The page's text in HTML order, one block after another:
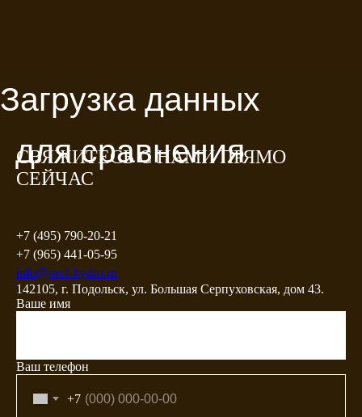
Загрузка данных
для сравнения
СВЯЖИТЕСЬ С НАМИ ПРЯМО
СЕЙЧАС
+7 (495) 790-20-21
+7 (965) 441-05-95
info@prof-hydro.ru
142105, г. Подольск, ул. Большая Серпуховская, дом 43.
Ваше имя
Ваш телефон
+7